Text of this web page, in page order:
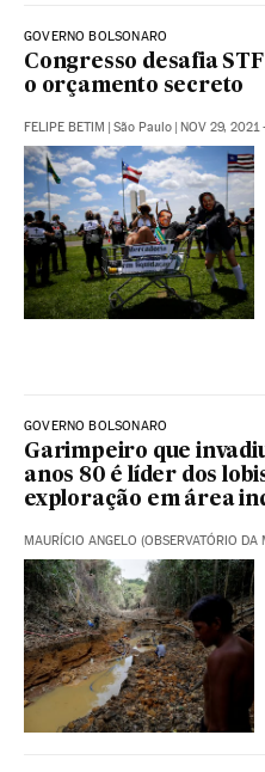
GOVERNO BOLSONARO
Congresso desafia
o orçamento secreto
FELIPE BETIM | São Paulo | NOV 29, 2021
GOVERNO BOLSONARO
Garimpeiro que
anos 80 é líder dos
exploração em área
MAURÍCIO ANGELO (OBSERVATÓRIO DA